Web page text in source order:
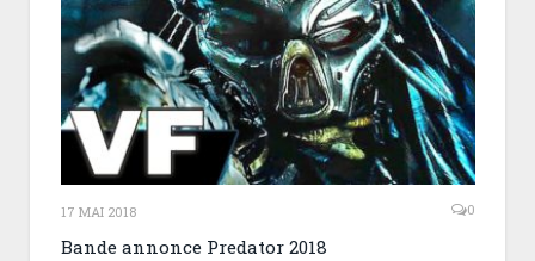
17 MAI 2018 0
Bande annonce Predator 2018